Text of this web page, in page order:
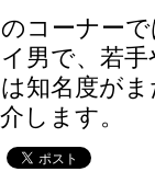
コーナー
男で、若
知名度が
します。